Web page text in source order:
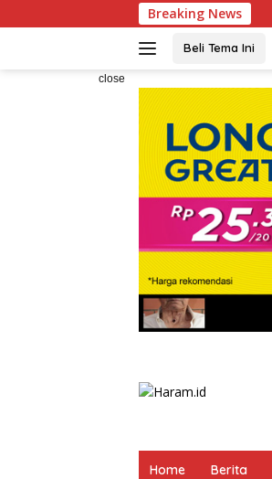
to
Breaking News
Beli Tema Ini
close
Home Berita